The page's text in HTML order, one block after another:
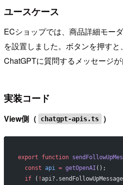
ユースケース
ECショップでは、商品詳細モー
を設置しました。ボタンを押す
ChatGPTに質問するメッセージが
実装コード
View側（ chatgpt-apis.ts ）
export function
  const
api = getOpenAI ();
  if
( !